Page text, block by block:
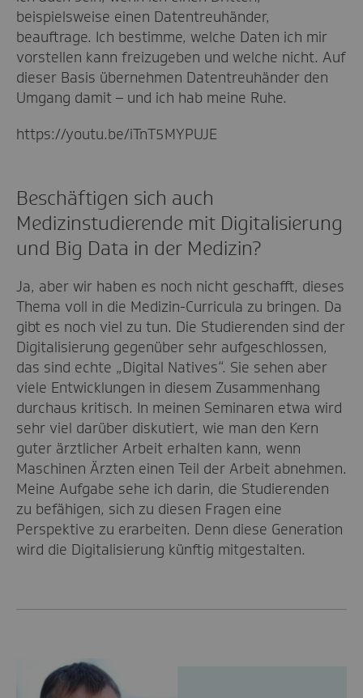
beispielsweise einen Datentreuhänder,
beauftrage. Ich bestimme, welche Daten ich mir
vorstellen kann freizugeben und welche nicht. Auf
dieser Basis übernehmen Datentreuhänder den
Umgang damit – und ich hab meine Ruhe.
https://youtu.be/iTnT5MYPUJE
Beschäftigen sich auch
Medizinstudierende mit Digitalisierung
und Big Data in der Medizin?
Ja, aber wir haben es noch nicht geschafft, dieses
Thema voll in die Medizin-Curricula zu bringen. Da
gibt es noch viel zu tun. Die Studierenden sind der
Digitalisierung gegenüber sehr aufgeschlossen,
das sind echte „Digital Natives“. Sie sehen aber
viele Entwicklungen in diesem Zusammenhang
durchaus kritisch. In meinen Seminaren etwa wird
sehr viel darüber diskutiert, wie man den Kern
guter ärztlicher Arbeit erhalten kann, wenn
Maschinen Ärzten einen Teil der Arbeit abnehmen.
Meine Aufgabe sehe ich darin, die Studierenden
zu befähigen, sich zu diesen Fragen eine
Perspektive zu erarbeiten. Denn diese Generation
wird die Digitalisierung künftig mitgestalten.